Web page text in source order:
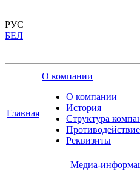
РУС
БЕЛ
Главная
О компании
О компании
История
Структура
Реквизиты
Медиа-